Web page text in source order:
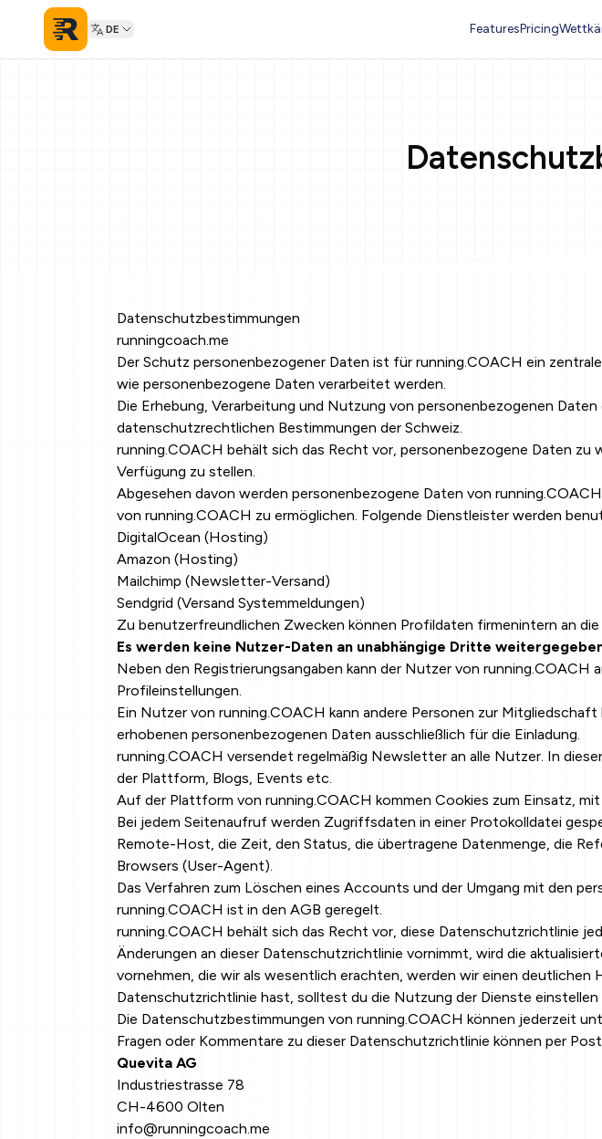
DE FeaturesPricing
Datenschutzbestimmungen
runningcoach.me
Der Schutz personenbezogener Daten ist für running.COACH ein
wie personenbezogene Daten verarbeitet werden.
Die Erhebung, Verarbeitung und Nutzung von personenbezogenen
datenschutzrechtlichen Bestimmungen der Schweiz.
running.COACH behält sich das Recht vor, personenbezogene Daten
Verfügung zu stellen.
Abgesehen davon werden personenbezogene Daten von
von running.COACH zu ermöglichen. Folgende Dienstleister werden
DigitalOcean (Hosting)
Amazon (Hosting)
Mailchimp (Newsletter-Versand)
Sendgrid (Versand Systemmeldungen)
Zu benutzerfreundlichen Zwecken können Profildaten firmenintern an
Es werden keine Nutzer-Daten an unabhängige Dritte
Neben den Registrierungsangaben kann der Nutzer von
Profileinstellungen.
Ein Nutzer von running.COACH kann andere Personen zur
erhobenen personenbezogenen Daten ausschließlich für die Einladung.
running.COACH versendet regelmäßig Newsletter an alle Nutzer. In
der Plattform, Blogs, Events etc.
Auf der Plattform von running.COACH kommen Cookies zum Einsatz,
Bei jedem Seitenaufruf werden Zugriffsdaten in einer Protokolldatei
Remote-Host, die Zeit, den Status, die übertragene Datenmenge, die
Browsers (User-Agent).
Das Verfahren zum Löschen eines Accounts und der Umgang mit den
running.COACH ist in den AGB geregelt.
running.COACH behält sich das Recht vor, diese Datenschutzrichtlinie
Änderungen an dieser Datenschutzrichtlinie vornimmt, wird die
vornehmen, die wir als wesentlich erachten, werden wir einen deutlichen
Datenschutzrichtlinie hast, solltest du die Nutzung der Dienste
Die Datenschutzbestimmungen von running.COACH können jederzeit
Fragen oder Kommentare zu dieser Datenschutzrichtlinie können per
Quevita AG
Industriestrasse 78
CH-4600 Olten
info@runningcoach.me